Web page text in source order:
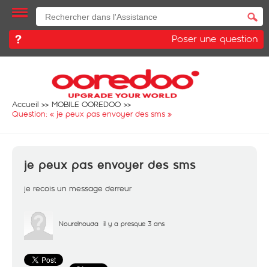
Poser une question
Accueil
MOBILE OOREDOO
Question: « je peux pas envoyer des sms »
je peux pas envoyer des sms
je recois un message derreur
Nourelhouda il y a presque 3 ans